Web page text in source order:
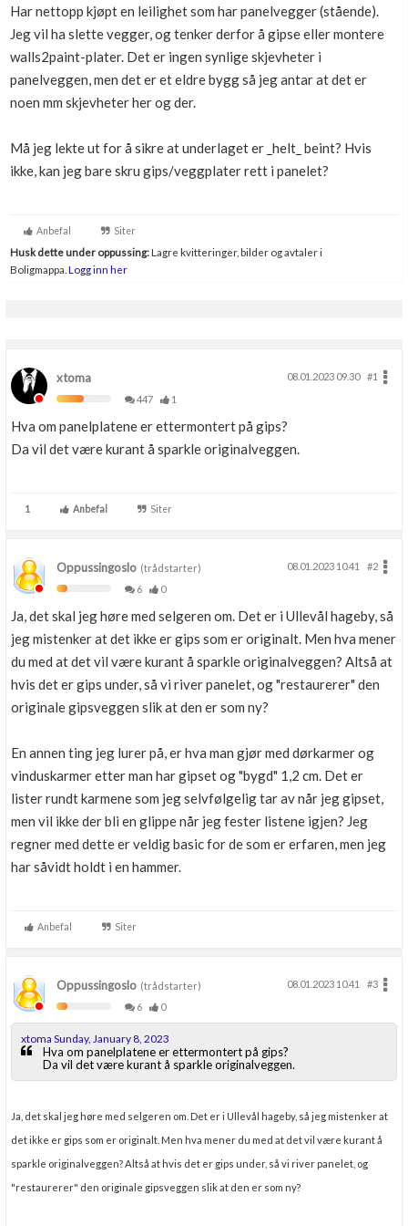
Boligmappa+
Få mer ut av Boligmappa
Nytt
Har nettopp kjøpt en leilighet som har panelvegger (stående).
Jeg vil ha slette vegger, og tenker derfor å gipse eller montere
walls2paint-plater. Det er ingen synlige skjevheter i
panelveggen, men det er et eldre bygg så jeg antar at det er
noen mm skjevheter her og der.
Må jeg lekte ut for å sikre at underlaget er _helt_ beint? Hvis
ikke, kan jeg bare skru gips/veggplater rett i panelet?
Anbefal Siter
Husk dette under oppussing:Lagre kvitteringer, bilder og avtaler i
Boligmappa. Logg inn her
xtoma 08.01.2023 09.30
#1
447
1
Hva om panelplatene er ettermontert på gips?
Da vil det være kurant å sparkle originalveggen.
1 Anbefal Siter
Oppussingoslo (trådstarter) 08.01.2023 10.41
#2
6
0
Ja, det skal jeg høre med selgeren om. Det er i Ullevål hageby, så
jeg mistenker at det ikke er gips som er originalt. Men hva mener
du med at det vil være kurant å sparkle originalveggen? Altså at
hvis det er gips under, så vi river panelet, og "restaurerer" den
originale gipsveggen slik at den er som ny?
En annen ting jeg lurer på, er hva man gjør med dørkarmer og
vinduskarmer etter man har gipset og "bygd" 1,2 cm. Det er
lister rundt karmene som jeg selvfølgelig tar av når jeg gipset,
men vil ikke der bli en glippe når jeg fester listene igjen? Jeg
regner med dette er veldig basic for de som er erfaren, men jeg
har såvidt holdt i en hammer.
Anbefal Siter
Oppussingoslo (trådstarter) 08.01.2023 10.41
#3
6
0
xtoma Sunday, January 8, 2023
Hva om panelplatene er ettermontert på gips?
Da vil det være kurant å sparkle originalveggen.
Ja, det skal jeg høre med selgeren om. Det er i Ullevål hageby, så jeg mistenker at
det ikke er gips som er originalt. Men hva mener du med at det vil være kurant å
sparkle originalveggen? Altså at hvis det er gips under, så vi river panelet, og
"restaurerer" den originale gipsveggen slik at den er som ny?